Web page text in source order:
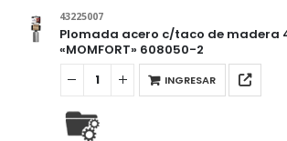
43225007
Plomada acero c/taco de madera
«MOMFORT» 608050-2
INGRESAR